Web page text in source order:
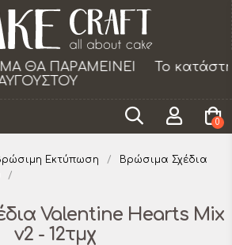
παραμείνει κλειστό τα Σάββατα
18/07 εως 29/08.
0
Εκτύπωση
Βρώσιμα Σχέδια
Valentine Hearts Mix
v2 - 12τμχ